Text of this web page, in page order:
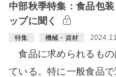
中部秋季特集：食品包
ップに聞く
特集 機械・資材
食品に求められるもの
ている。特に一般食品